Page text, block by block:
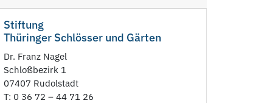
Stiftung
Thüringer Schlösser und Gärten
Dr. Franz Nagel
Schloßbezirk 1
07407 Rudolstadt
T: 0 36 72 – 44 71 26